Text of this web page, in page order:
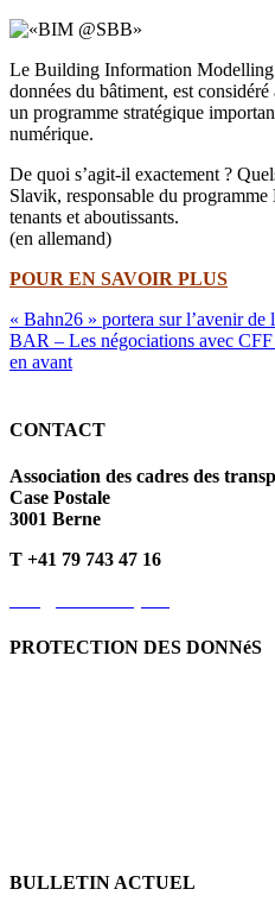
Le Building Information
données du bâtiment, est
un programme stratégique
numérique.
De quoi s’agit-il exactement ?
Slavik, responsable du
tenants et aboutissants.
(en allemand)
POUR EN SAVOIR PLUS
« Bahn26 » portera sur l’avenir de
BAR – Les négociations avec
en avant
CONTACT
Association des cadres des
Case Postale
3001 Berne
T +41 79 743 47 16
PROTECTION DES DONNéS
BULLETIN ACTUEL